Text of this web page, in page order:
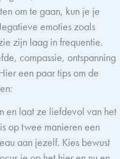
om te gaan, kun je je
emoties zoals
zijn laag in frequentie.
compassie, ontspanning
een paar tips om de
en laat ze liefdevol van het
op twee manieren een
aan jezelf. Kies bewust